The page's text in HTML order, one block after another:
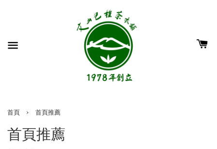
首頁 › 首頁推薦
首頁推薦